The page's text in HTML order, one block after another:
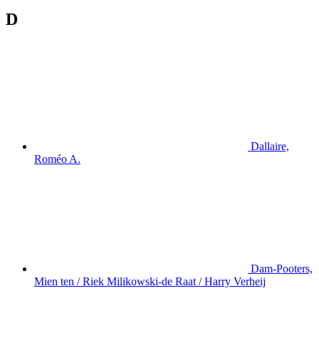
D
Dallaire,
Roméo A.
Dam-Pooters,
Mien ten / Riek Milikowski-de Raat / Harry Verheij